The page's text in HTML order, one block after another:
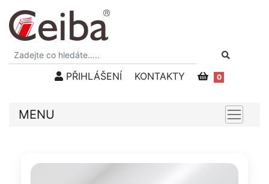
PŘIHLÁŠENÍ KONTAKTY 0
MENU